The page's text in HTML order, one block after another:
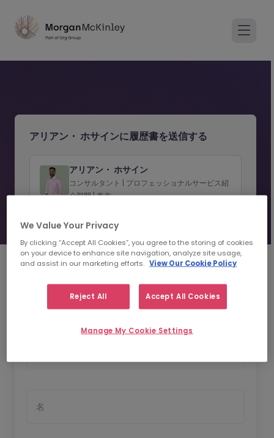
アリアン・ ホサインに履歴書を送信する
アリアン・ ホサイン
コンサルタント | プロフェッショナルサービス紹
介部門 | 東京
プロフィールを見る
応募者情報の入力
名
We Value Your Privacy
By clicking “Accept All Cookies”, you agree to the storing of cookies
on your device to enhance site navigation, analyze site usage,
and assist in our marketing efforts.
View Our Cookie Policy
Reject All Accept All Cookies
Manage My Cookie Settings